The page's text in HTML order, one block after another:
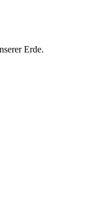
Erde.